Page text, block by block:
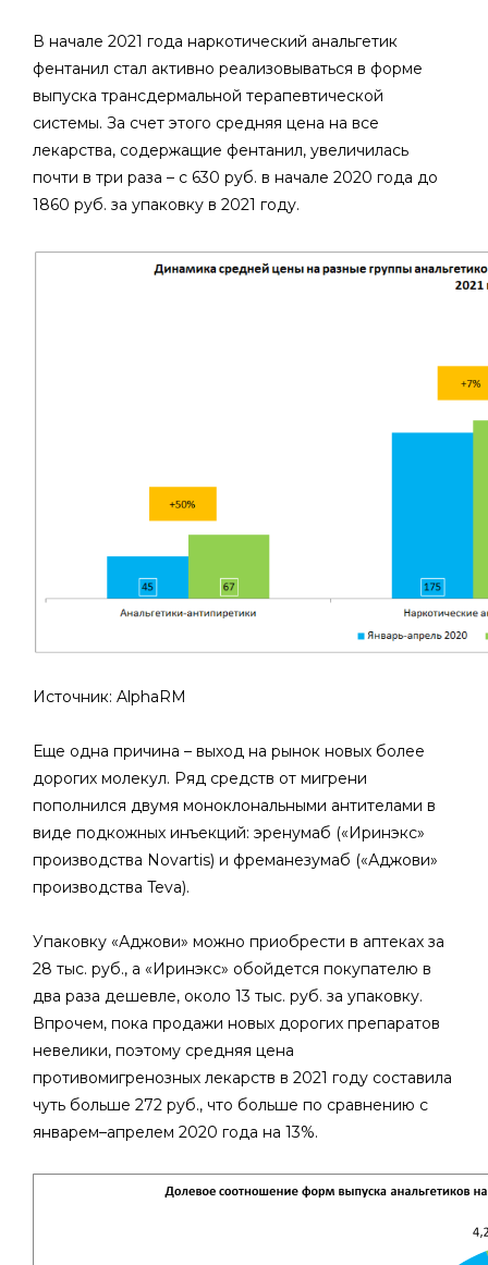
В начале 2021 года наркотический анальгетик
фентанил стал активно реализовываться в форме
выпуска трансдермальной терапевтической
системы. За счет этого средняя цена на все
лекарства, содержащие фентанил, увеличилась
почти в три раза – с 630 руб. в начале 2020 года до
1860 руб. за упаковку в 2021 году.
Источник: AlphaRM
Еще одна причина – выход на рынок новых более
дорогих молекул. Ряд средств от мигрени
пополнился двумя моноклональными антителами в
виде подкожных инъекций: эренумаб («Иринэкс»
производства Novartis) и фреманезумаб («Аджови»
производства Teva).
Упаковку «Аджови» можно приобрести в аптеках за
28 тыс. руб., а «Иринэкс» обойдется покупателю в
два раза дешевле, около 13 тыс. руб. за упаковку.
Впрочем, пока продажи новых дорогих препаратов
невелики, поэтому средняя цена
противомигренозных лекарств в 2021 году составила
чуть больше 272 руб., что больше по сравнению с
январем–апрелем 2020 года на 13%.